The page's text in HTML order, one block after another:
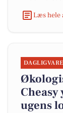
Læs hele
ugens